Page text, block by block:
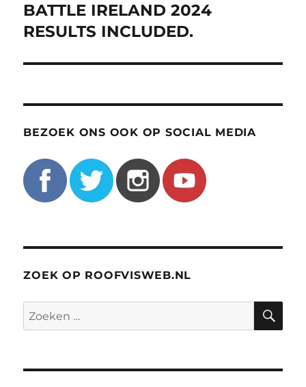
BATTLE IRELAND 2024
RESULTS INCLUDED.
BEZOEK ONS OOK OP SOCIAL MEDIA
ZOEK OP ROOFVISWEB.NL
Zoeken
naar: